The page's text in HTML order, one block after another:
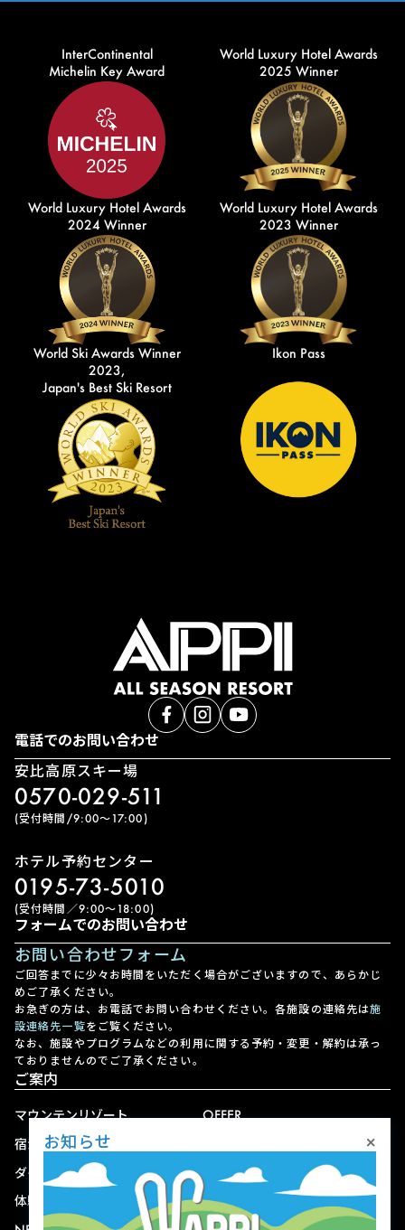
InterContinental
Michelin Key Award
World Luxury Hotel Awards
2025 Winner
World Luxury Hotel Awards
2024 Winner
World Luxury Hotel Awards
2023 Winner
World Ski Awards Winner
2023,
Japan's Best Ski Resort
Ikon Pass
電話でのお問い合わせ
安比高原スキー場
0570-029-511
(受付時間/9:00〜17:00)
ホテル予約センター
0195-73-5010
(受付時間／9:00〜18:00)
フォームでのお問い合わせ
お問い合わせフォーム
ご回答までに少々お時間をいただく場合がございますので、あらかじ
めご了承ください。
お急ぎの方は、お電話でお問い合わせください。各施設の連絡先は施
設連絡先一覧をご覧ください。
なお、施設やプログラムなどの利用に関する予約・変更・解約は承っ
ておりませんのでご了承ください。
ご案内
マウンテンリゾート
宿泊
ダイニング
体験
OFFER
ショップ
お知らせ ×